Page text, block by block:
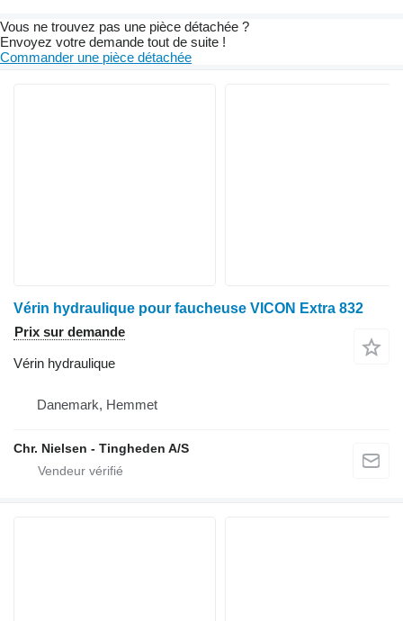
Vous ne trouvez pas une pièce détachée ?
Envoyez votre demande tout de suite !
Commander une pièce détachée
Vérin hydraulique pour faucheuse VICON Extra 832
Prix sur demande
Vérin hydraulique
Danemark, Hemmet
Chr. Nielsen - Tingheden A/S